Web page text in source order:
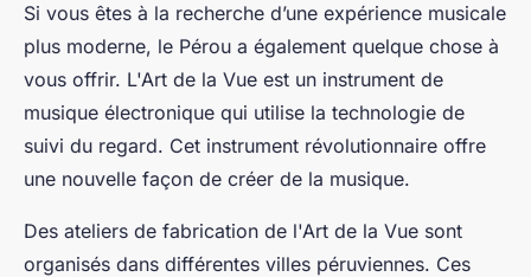
Si vous êtes à la recherche d’une expérience musicale
plus moderne, le Pérou a également quelque chose à
vous offrir. L'Art de la Vue est un instrument de
musique électronique qui utilise la technologie de
suivi du regard. Cet instrument révolutionnaire offre
une nouvelle façon de créer de la musique.
Des ateliers de fabrication de l'Art de la Vue sont
organisés dans différentes villes péruviennes. Ces